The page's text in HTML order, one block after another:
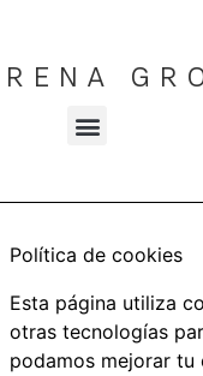
Política de cookies
Esta página utiliza
otras tecnologías
podamos mejorar tu